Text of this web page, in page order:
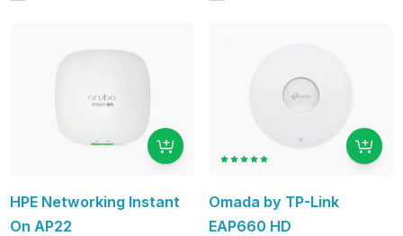
HPE Networking Instant
On AP22
Omada by TP-Link
EAP660 HD